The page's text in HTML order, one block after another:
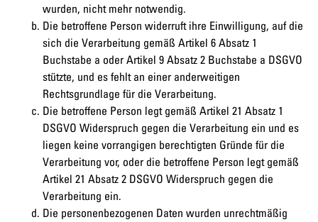
wurden, nicht mehr notwendig.
Die betroffene Person widerruft ihre Einwilligung, auf die
sich die Verarbeitung gemäß Artikel 6 Absatz 1
Buchstabe a oder Artikel 9 Absatz 2 Buchstabe a DSGVO
stützte, und es fehlt an einer anderweitigen
Rechtsgrundlage für die Verarbeitung.
Die betroffene Person legt gemäß Artikel 21 Absatz 1
DSGVO Widerspruch gegen die Verarbeitung ein und es
liegen keine vorrangigen berechtigten Gründe für die
Verarbeitung vor, oder die betroffene Person legt gemäß
Artikel 21 Absatz 2 DSGVO Widerspruch gegen die
Verarbeitung ein.
Die personenbezogenen Daten wurden unrechtmäßig